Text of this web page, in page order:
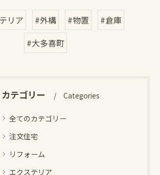
リア #外構 #物置
#倉庫
#大多喜町
カテゴリー Categories
全てのカテゴリー
注文住宅
リフォーム
エクステリア